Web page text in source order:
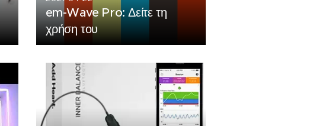
em-Wave Pro: Δείτε τη
χρήση του